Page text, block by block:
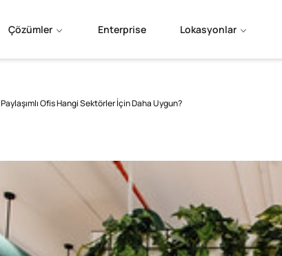
Çözümler Enterprise Lokasyonlar
Paylaşımlı Ofis Hangi Sektörler İçin Daha Uygun?